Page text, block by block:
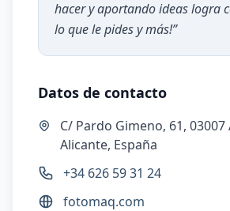
hacer y aportando ideas logra
lo que le pides y más!”
Datos de contacto
C/ Pardo Gimeno, 61, 03007
Alicante, España
+34 626 59 31 24
fotomaq.com